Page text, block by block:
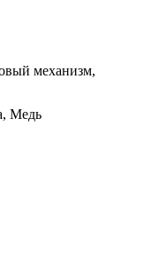
механизм,
Медь